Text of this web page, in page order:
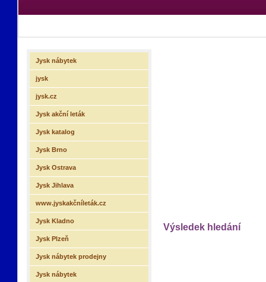
Výsledek hledání
Jysk nábytek
jysk
jysk.cz
Jysk akční leták
Jysk katalog
Jysk Brno
Jysk Ostrava
Jysk Jihlava
www.jyskakčníleták.cz
Jysk Kladno
Jysk Plzeň
Jysk nábytek prodejny
Jysk nábytek